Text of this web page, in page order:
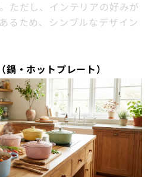
ただし、インテリアの好みが
るため、シンプルなデザイン
・ホットプレート）